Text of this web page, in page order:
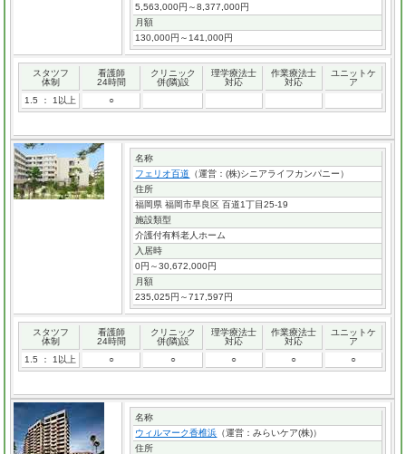
5,563,000円～8,377,000円
月額
130,000円～141,000円
スタツフ
体制
看護師
24時間
クリニック
併(隣)設
理学療法士
対応
作業療法士
対応
ユニットケ
ア
1.5 ： 1以上
○
名称
フェリオ百道
（運営：(株)シニアライフカンパニー）
住所
福岡県 福岡市早良区 百道1丁目25-19
施設類型
介護付有料老人ホーム
入居時
0円～30,672,000円
月額
235,025円～717,597円
スタツフ
体制
看護師
24時間
クリニック
併(隣)設
理学療法士
対応
作業療法士
対応
ユニットケ
ア
1.5 ： 1以上
○ ○ ○ ○ ○
名称
ウィルマーク香椎浜 （運営：みらいケア(株)）
住所